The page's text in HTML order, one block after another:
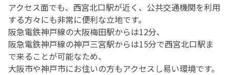
アクセス面でも、西宮北口駅が近く、公共交通機関を利用
する方々にも非常に便利な立地です。
阪急電鉄神戸線の大阪梅田駅からは12分、
阪急電鉄神戸線の神戸三宮駅からは15分で西宮北口駅ま
で来ることが可能なため、
大阪市や神戸市にお住いの方もアクセスし易い環境です。